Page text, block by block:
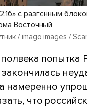
с разгонным
Восточный
/ imago images /
попытка
намеренно
что